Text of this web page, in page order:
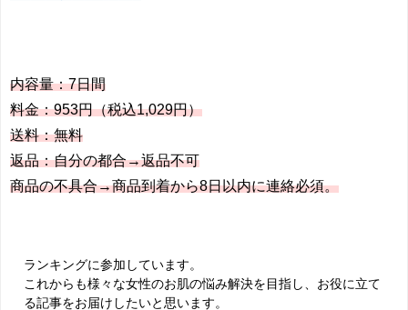
内容量：7日間
料金：953円（税込1,029円）
送料：無料
返品：自分の都合→返品不可
商品の不具合→商品到着から8日以内に連絡必須。
ランキングに参加しています。
これからも様々な女性のお肌の悩み解決を目指し、お役に立て
る記事をお届けしたいと思います。